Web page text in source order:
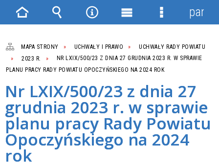
MAPA STRONY UCHWAŁY I PRAWO
UCHWAŁY RADY POWIATU
2023 R.
NR LXIX/500/23 Z DNIA 27 GRUDNIA 2023 R. W SPRAWIE
PLANU PRACY RADY POWIATU OPOCZYŃSKIEGO NA 2024 ROK
Nr LXIX/500/23 z dnia 27
grudnia 2023 r. w sprawie
planu pracy Rady Powiatu
Opoczyńskiego na 2024
rok
Strona
główna
Wyszukiwarka
NarzędziaMenu
główne
Menu
szczegółowe
panel